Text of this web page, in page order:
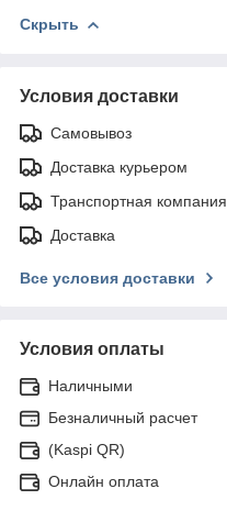
Скрыть
Условия доставки
Самовывоз
Доставка курьером
Транспортная компания
Доставка
Все условия доставки
Условия оплаты
Наличными
Безналичный расчет
(Kaspi QR)
Онлайн оплата